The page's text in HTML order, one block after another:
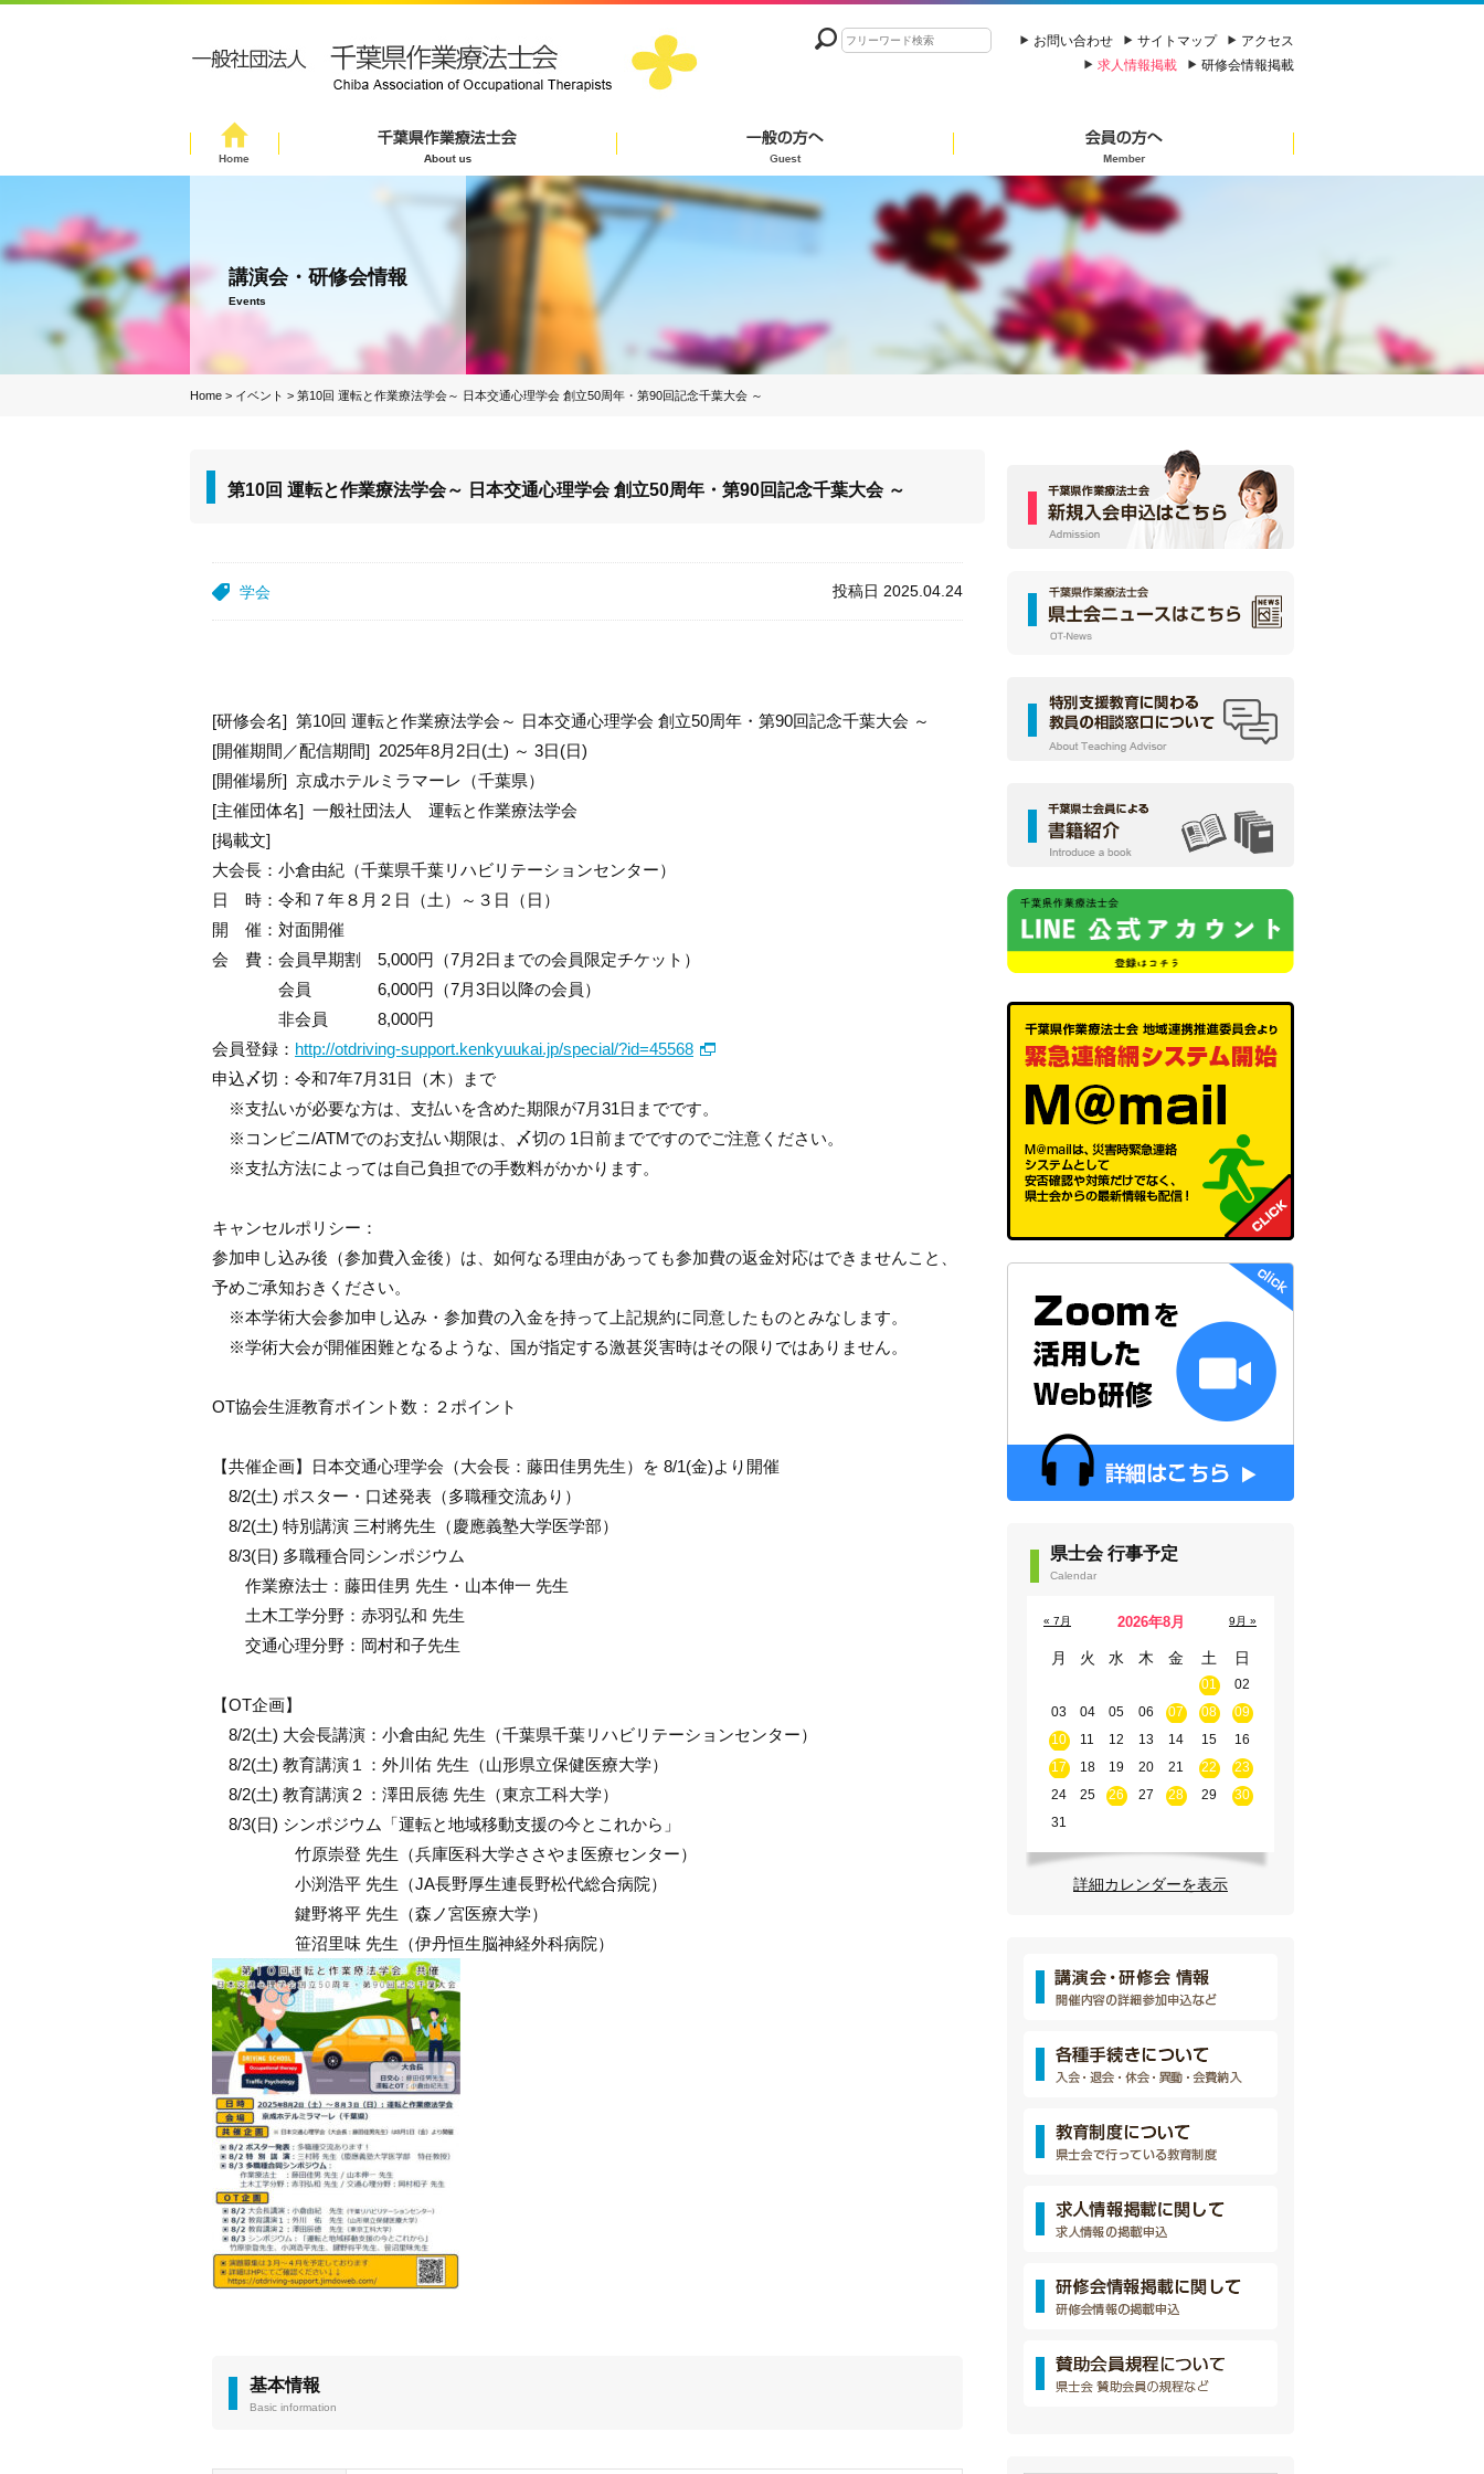
アクセス
サイトマップ
お問い合わせ
研修会情報掲載
求人情報掲載
講演会・研修会情報
Events
Home > イベント > 第10回 運転と作業療法学会～ 日本交通心理学会 創立50周年・第90回記念千葉大会 ～
第10回 運転と作業療法学会～ 日本交通心理学会 創立50周年・第90回記念千葉大会 ～
学会 投稿日 2025.04.24
[研修会名] 第10回 運転と作業療法学会～ 日本交通心理学会 創立50周年・第90回記念千葉大会 ～
[開催期間／配信期間] 2025年8月2日(土) ～ 3日(日)
[開催場所] 京成ホテルミラマーレ（千葉県）
[主催団体名] 一般社団法人 運転と作業療法学会
[掲載文]
大会長：小倉由紀（千葉県千葉リハビリテーションセンター）
日 時：令和７年８月２日（土）～３日（日）
開 催：対面開催
会 費：会員早期割 5,000円（7月2日までの会員限定チケット）
会員 6,000円（7月3日以降の会員）
非会員 8,000円
会員登録： http://otdriving-support.kenkyuukai.jp/special/?id=45568
申込〆切：令和7年7月31日（木）まで
※支払いが必要な方は、支払いを含めた期限が7月31日までです。
※コンビニ/ATMでのお支払い期限は、〆切の 1日前までですのでご注意ください。
※支払方法によっては自己負担での手数料がかかります。
キャンセルポリシー：
参加申し込み後（参加費入金後）は、如何なる理由があっても参加費の返金対応はできませんこと、
予めご承知おきください。
※本学術大会参加申し込み・参加費の入金を持って上記規約に同意したものとみなします。
※学術大会が開催困難となるような、国が指定する激甚災害時はその限りではありません。
OT協会生涯教育ポイント数：２ポイント
【共催企画】日本交通心理学会（大会長：藤田佳男先生）を 8/1(金)より開催
8/2(土) ポスター・口述発表（多職種交流あり）
8/2(土) 特別講演 三村將先生（慶應義塾大学医学部）
8/3(日) 多職種合同シンポジウム
作業療法士：藤田佳男 先生・山本伸一 先生
土木工学分野：赤羽弘和 先生
交通心理分野：岡村和子先生
【OT企画】
8/2(土) 大会長講演：小倉由紀 先生（千葉県千葉リハビリテーションセンター）
8/2(土) 教育講演１：外川佑 先生（山形県立保健医療大学）
8/2(土) 教育講演２：澤田辰徳 先生（東京工科大学）
8/3(日) シンポジウム「運転と地域移動支援の今とこれから」
竹原崇登 先生（兵庫医科大学ささやま医療センター）
小渕浩平 先生（JA長野厚生連長野松代総合病院）
鍵野将平 先生（森ノ宮医療大学）
笹沼里味 先生（伊丹恒生脳神経外科病院）
基本情報
Basic information
県士会 行事予定
Calendar
2026年8月
月 火 水 木 金 土 日
01
02
03
04 05 06 07 08
09
10
11 12 13 14 15
16
17
18 19 20 21 22
23
24
25 26 27 28 29
30
31
« 7月 9月 »
詳細カレンダーを表示